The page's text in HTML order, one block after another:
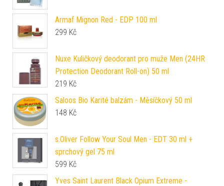
Armaf Mignon Red - EDP 100 ml
299 Kč
Nuxe Kuličkový deodorant pro muže Men (24HR
Protection Deodorant Roll-on) 50 ml
219 Kč
Saloos Bio Karité balzám - Měsíčkový 50 ml
148 Kč
s.Oliver Follow Your Soul Men - EDT 30 ml +
sprchový gel 75 ml
599 Kč
Yves Saint Laurent Black Opium Extreme -